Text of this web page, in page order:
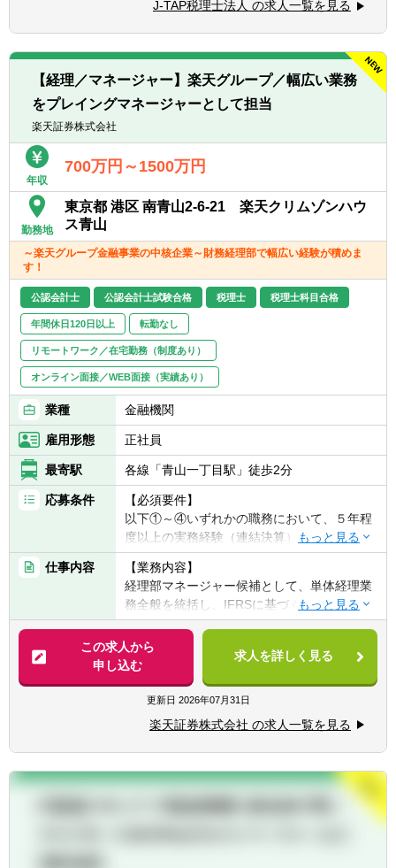
■コミュニケーション能力が高く人と信頼関
■悪いことも含めあらゆる事象を自己成長機
会だと捉えることができる（主体性）
■成長意欲が高い（プロフェッショナリズ
ム）
■税務支援（スポット）
・個人/相続の申告代行
・税務面の調査（税務DD）
・組織再編ストラクチャーの検討/実行支援
※経験スキルによってお任せする業務は異な
＜在宅勤務について＞
業務に慣れていただくまでは基本的に出社い
～2日のリモートワークが可能です。
J-TAP税理士法人 の求人一覧を見る
【経理／マネージャー】楽天グループ／幅広い業務
をプレイングマネージャーとして担当
楽天証券株式会社
年収
700万円～1500万円
勤務地
東京都 港区 南青山2-6-21 楽天クリムゾンハウ
ス青山
～楽天グループ金融事業の中核企業～財務経理部で幅広い経験が積めま
す！
公認会計士 公認会計士試験合格 税理士 税理士科目合格
年間休日120日以上 転勤なし
リモートワーク／在宅勤務（制度あり）
オンライン面接／WEB面接（実績あり）
業種 金融機関
雇用形態 正社員
最寄駅 各線「青山一丁目駅」徒歩2分
応募条件
【必須要件】
以下①～④いずれかの職務において、５年程
度以上の実務経験（連結決算）がある方
①事業会社または金融機関での連結会計経験
②監査法人での監査業務経験
③会計事務所での実務経験
④税理士法人での実務経験
【歓迎経験・スキル】
・金融機関等で上記に該当する業務経験
・証券会社にて主計業務のご経験がある方
・自己資本規制比率の計算を含む監督官庁等
へのモニタリング報告
・金商法監査、有価証券届出書、有価証券報
告書、決算短信作成
・会計監査対応とJ-SOX及び内部統制監査対
仕事内容
【業務内容】
経理部マネージャー候補として、単体経理業
務全般を統括し、IFRSに基づく連結決算業
務、海外子会社管理、内部統制の構築・運用
など、幅広い業務をプレイングマネージャー
として担当していただきます。自らも手を動
かしながら、チームを率いて業務効率化や高
度化を推進し、会社の成長に貢献していただ
きます。
具体的には…
・マネジメント業務: チームメンバーの育
成、業務分担、進捗管理
・単体の月次・四半期・年次決算業務の統括
統括
この求人から
申し込む
求人を詳しく見る
更新日 2026年07月31日
楽天証券株式会社 の求人一覧を見る